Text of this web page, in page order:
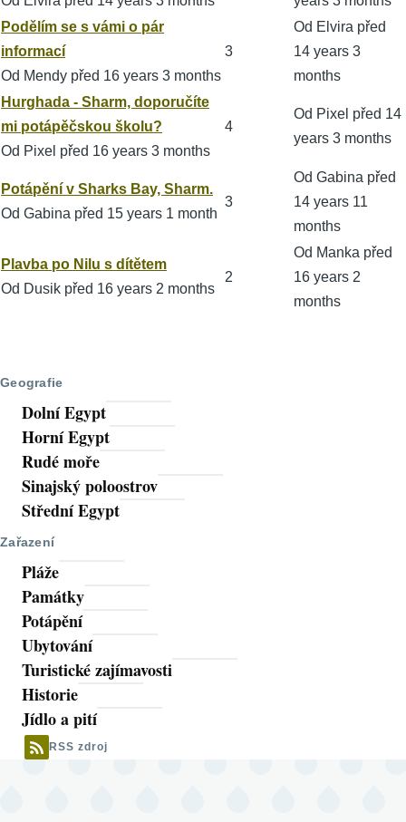
Normální
téma
Podělím se s vámi o pár
informací
Od Mendy před 16 years 3 months
3
Od Elvira před
14 years 3
months
Normální
téma
Hurghada - Sharm, doporučíte
mi potápěčskou školu?
Od Pixel před 16 years 3 months
4
Od Pixel před 14
years 3 months
Normální
téma
Potápění v Sharks Bay, Sharm.
Od Gabina před 15 years 1 month
3
Od Gabina před
14 years 11
months
Normální
téma
Plavba po Nilu s dítětem
Od Dusik před 16 years 2 months
2
Od Manka před
16 years 2
months
Geografie
Dolní Egypt
Horní Egypt
Rudé moře
Sinajský poloostrov
Střední Egypt
Zařazení
Pláže
Památky
Potápění
Ubytování
Turistické zajímavosti
Historie
Jídlo a pití
RSS zdroj